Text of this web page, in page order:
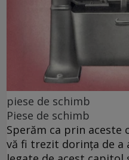
piese de schimb
Piese de schimb
Sperăm ca prin aceste
vă fi trezit dorința de a